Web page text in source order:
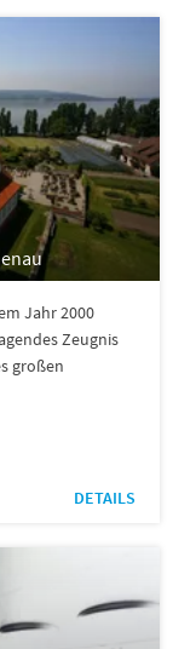
Jahr 2000
Zeugnis
großen
DETAILS